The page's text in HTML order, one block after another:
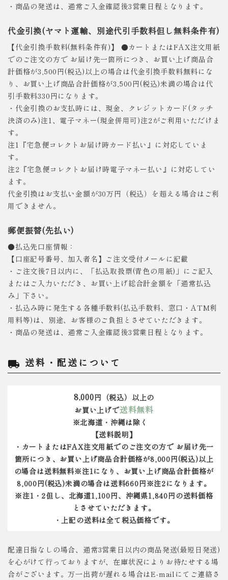
・商品の発送は、通常ご入金確認後3営業日程となります。
代金引換(ヤマト運輸、別途代引手数料但し無料条件有)
【代金引換手数料(無料条件有)】 ●カートまたはFAX注文用紙
でのご注文の方で お届け先一箇所につき、お買い上げ商品合
計価格が3,500円(税込)以上の場合は代金引換手数料無料にな
り、お買い上げ商品合計価格が3,500円(税込)未満の場合は代
引手数料330円になります。
・代金引換のお支払時には、現金、クレジットカード(タッチ
決済のみ)注1、電子マネー(現金併用可)注2がご利用いただけま
す。
注1『宅急便コレクトお届け時カード払い』に対応していま
す。
注2『宅急便コレクトお届け時電子マネー払い』に対応してい
ます。
代金引換はお支払い金額が30万円（税込）を超える場合はご利
用できません。
郵便振替(先払い)
●払込先口座情報：
【口座記号番号、加入者名】ご注文受付メールに記載
・ご注文後7日以内に、「払込取扱票(青色の用紙)」にご記入
またはご入力いただき、お買い上げ総合計金額を「通常払込
み」下さい。
・払込み時に発生する各種手数料(払込手数料、窓口・ATM利
用料等)は、別途、お客様のご負担とさせていただきます。
・商品の発送は、通常ご入金確認後3営業日程となります。
local_shipping 送料・配送について
8,000円（税込）以上の
お買い上げで送料無料
※北海道・沖縄は除く
【送料説明】
・カートまたはFAX注文用紙でのご注文の方で お届け先一
箇所につき、お買い上げ商品合計価格が8,000円(税込)以上
の場合は送料無料※注1になり、お買い上げ商品合計価格が
8,000円(税込)未満の場合は送料660円※注2になります。
※注1・2但し、北海道1,100円、沖縄県1,840円の送料価格
とさせていただきます。
・上記の送料は全て税込価格です。
配達日指なしの場合、通常3営業日以内の商品発送(最短日発送)
を心がけて行っておりますが、在庫状況によりお待たせする場
合がございます。万一出荷が遅れる場合はE-mailにてご連絡さ